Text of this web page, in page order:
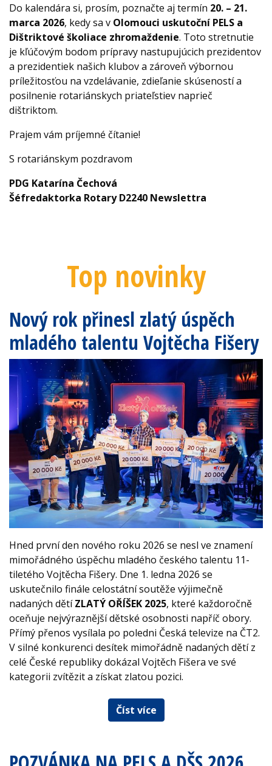
Do kalendára si, prosím, poznačte aj termín 20. – 21.
marca 2026, kedy sa v Olomouci uskutoční PELS a
Dištriktové školiace zhromaždenie. Toto stretnutie
je kľúčovým bodom prípravy nastupujúcich prezidentov
a prezidentiek našich klubov a zároveň výbornou
príležitosťou na vzdelávanie, zdieľanie skúseností a
posilnenie rotariánskych priateľstiev naprieč
dištriktom.
Prajem vám príjemné čítanie!
S rotariánskym pozdravom
PDG Katarína Čechová
Šéfredaktorka Rotary D2240 Newslettra
Top novinky
Nový rok přinesl zlatý úspěch
mladého talentu Vojtěcha Fišery
Hned první den nového roku 2026 se nesl ve znamení
mimořádného úspěchu mladého českého talentu 11-
tiletého Vojtěcha Fišery. Dne 1. ledna 2026 se
uskutečnilo finále celostátní soutěže výjimečně
nadaných dětíZLATÝ OŘÍŠEK 2025, které každoročně
oceňuje nejvýraznější dětské osobnosti napříč obory.
Přímý přenos vysílala po poledni Česká televize na ČT2.
V silné konkurenci desítek mimořádně nadaných dětí z
celé České republiky dokázal Vojtěch Fišera ve své
kategorii zvítězit a získat zlatou pozici.
Číst více